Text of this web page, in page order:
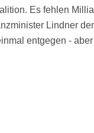
Es fehlen
Lindner
entgegen -